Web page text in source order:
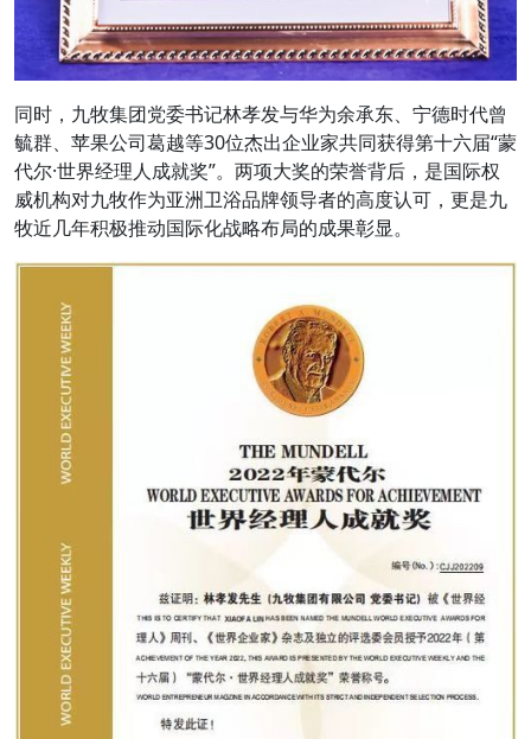
同时，九牧集团党委书记林孝发与华为余承东、宁德时代曾
毓群、苹果公司葛越等30位杰出企业家共同获得第十六届“蒙
代尔·世界经理人成就奖”。两项大奖的荣誉背后，是国际权
威机构对九牧作为亚洲卫浴品牌领导者的高度认可，更是九
牧近几年积极推动国际化战略布局的成果彰显。